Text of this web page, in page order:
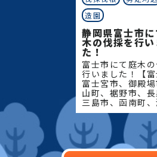
造園
静岡県富士市
木の伐採を行
た！
富士市にて庭木
行いました！【富
富士宮市、御殿
山町、裾野市、長
三島市、函南町
町、沼津市、熱
豆の国市、伊豆市
市、東伊豆町、
町、河津町、松崎
田市、